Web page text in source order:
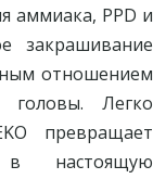
аммиака, PPD и
закрашивание
отношением
Легко
превращает
настоящую